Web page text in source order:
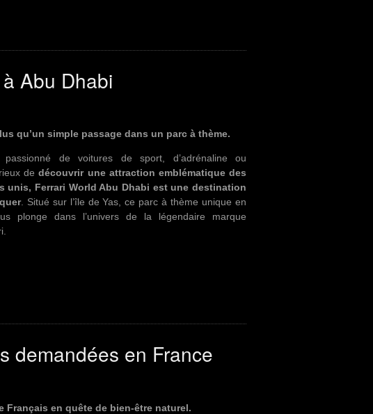
Abu Dhabi
qu’un simple passage dans un parc à thème.
de voitures de sport, d’adrénaline ou
dedécouvrir une attraction emblématique des
unis, Ferrari World Abu Dhabi est une destination
. Situé sur l’île de Yas, ce parc à thème unique en
plonge dans l’univers de la légendaire marque
demandées en France
Français en quête de bien-être naturel.